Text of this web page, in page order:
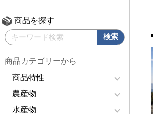
商品を探す
商品カテゴリーから
商品特性
農産物
水産物